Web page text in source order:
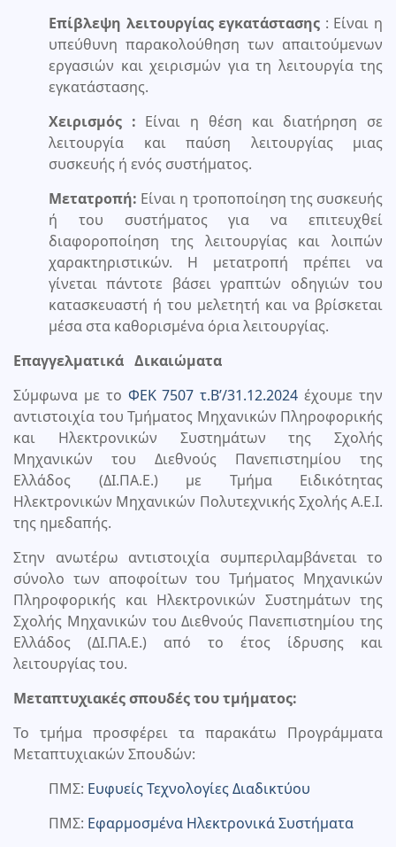
Επίβλεψη λειτουργίας εγκατάστασης : Είναι η
υπεύθυνη παρακολούθηση των απαιτούμενων
εργασιών και χειρισμών για τη λειτουργία της
εγκατάστασης.
Χειρισμός : Είναι η θέση και διατήρηση σε
λειτουργία και παύση λειτουργίας μιας
συσκευής ή ενός συστήματος.
Μετατροπή: Είναι η τροποποίηση της συσκευής
ή του συστήματος για να επιτευχθεί
διαφοροποίηση της λειτουργίας και λοιπών
χαρακτηριστικών. Η μετατροπή πρέπει να
γίνεται πάντοτε βάσει γραπτών οδηγιών του
κατασκευαστή ή του μελετητή και να βρίσκεται
μέσα στα καθορισμένα όρια λειτουργίας.
Επαγγελματικά Δικαιώματα
Σύμφωνα με το ΦΕΚ 7507 τ.Β’/31.12.2024 έχουμε την
αντιστοιχία του Τμήματος Μηχανικών Πληροφορικής
και Ηλεκτρονικών Συστημάτων της Σχολής
Μηχανικών του Διεθνούς Πανεπιστημίου της
Ελλάδος (ΔΙ.ΠΑ.Ε.) με Τμήμα Ειδικότητας
Ηλεκτρονικών Μηχανικών Πολυτεχνικής Σχολής Α.Ε.Ι.
της ημεδαπής.
Στην ανωτέρω αντιστοιχία συμπεριλαμβάνεται το
σύνολο των αποφοίτων του Τμήματος Μηχανικών
Πληροφορικής και Ηλεκτρονικών Συστημάτων της
Σχολής Μηχανικών του Διεθνούς Πανεπιστημίου της
Ελλάδος (ΔΙ.ΠΑ.Ε.) από το έτος ίδρυσης και
λειτουργίας του.
Μεταπτυχιακές σπουδές του τμήματος:
Το τμήμα προσφέρει τα παρακάτω Προγράμματα
Μεταπτυχιακών Σπουδών:
ΠΜΣ: Ευφυείς Τεχνολογίες Διαδικτύου
ΠΜΣ: Εφαρμοσμένα Ηλεκτρονικά Συστήματα